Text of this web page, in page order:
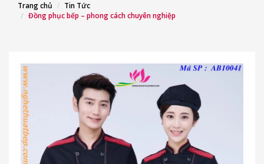
Trang chủ
Tin Tức
Đồng phục bếp – phong cách chuyên nghiệp